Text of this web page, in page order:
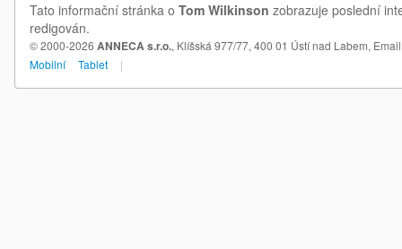
Tato informační stránka o Tom Wilkinson zobrazuje poslední
redigován.
© 2000-2026 ANNECA s.r.o., Klíšská 977/77, 400 01 Ústí nad Labem,
Mobilní
Tablet |